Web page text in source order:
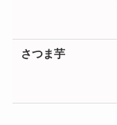
さつま芋